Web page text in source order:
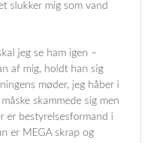
slukker mig som vand
jeg se ham igen –
af mig, holdt han sig
møder, jeg håber i
skammede sig men
er bestyrelsesformand i
er MEGA skrap og